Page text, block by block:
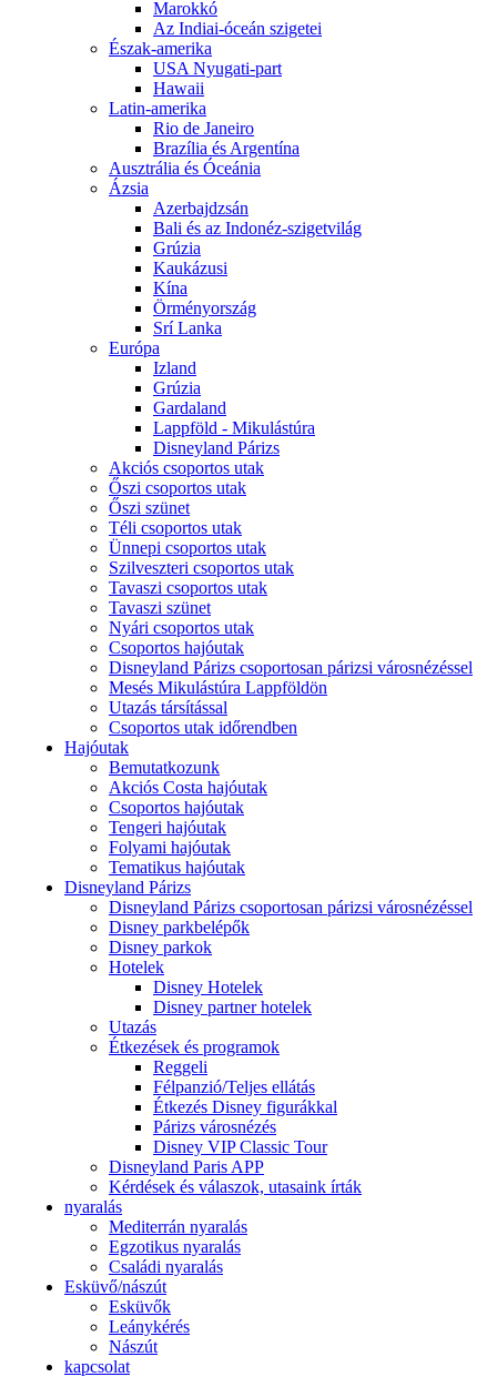
Marokkó
Az Indiai-óceán szigetei
Észak-amerika
USA Nyugati-part
Hawaii
Latin-amerika
Rio de Janeiro
Brazília és Argentína
Ausztrália és Óceánia
Ázsia
Azerbajdzsán
Bali és az Indonéz-szigetvilág
Grúzia
Kaukázusi
Kína
Örményország
Srí Lanka
Európa
Izland
Grúzia
Gardaland
Lappföld - Mikulástúra
Disneyland Párizs
Akciós csoportos utak
Őszi csoportos utak
Őszi szünet
Téli csoportos utak
Ünnepi csoportos utak
Szilveszteri csoportos utak
Tavaszi csoportos utak
Tavaszi szünet
Nyári csoportos utak
Csoportos hajóutak
Disneyland Párizs csoportosan párizsi városnézéssel
Mesés Mikulástúra Lappföldön
Utazás társítással
Csoportos utak időrendben
Hajóutak
Bemutatkozunk
Akciós Costa hajóutak
Csoportos hajóutak
Tengeri hajóutak
Folyami hajóutak
Tematikus hajóutak
Disneyland Párizs
Disneyland Párizs csoportosan párizsi városnézéssel
Disney parkbelépők
Disney parkok
Hotelek
Disney Hotelek
Disney partner hotelek
Utazás
Étkezések és programok
Reggeli
Félpanzió/Teljes ellátás
Étkezés Disney figurákkal
Párizs városnézés
Disney VIP Classic Tour
Disneyland Paris APP
Kérdések és válaszok, utasaink írták
nyaralás
Mediterrán nyaralás
Egzotikus nyaralás
Családi nyaralás
Esküvő/nászút
Esküvők
Leánykérés
Nászút
kapcsolat